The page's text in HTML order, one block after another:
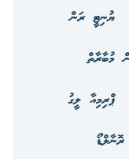
ޔުނިޓީ ރަން
މުބާރާތް
ޕްރިމިއާ ލީގު